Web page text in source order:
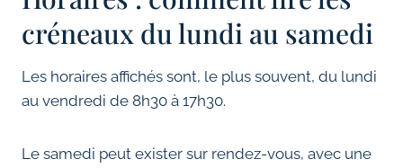
créneaux du lundi au samedi
Les horaires affichés sont, le plus souvent, du lundi
au vendredi de 8h30 à 17h30.
Le samedi peut exister sur rendez-vous, avec une